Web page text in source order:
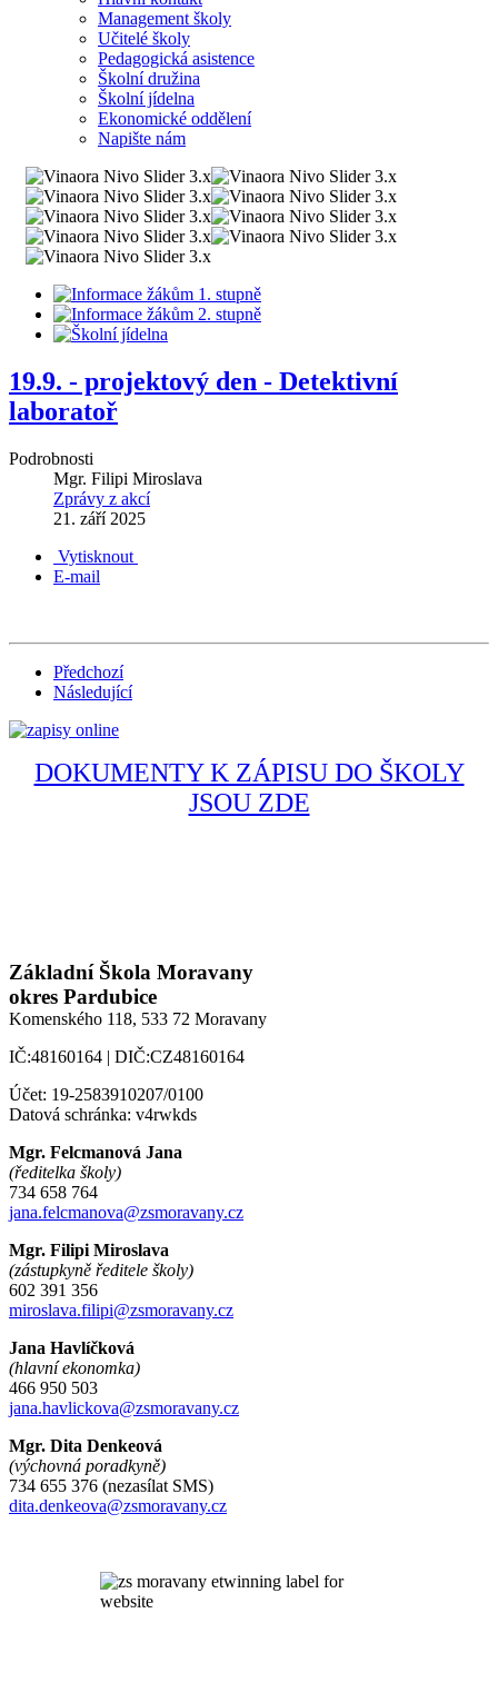
Management školy
Učitelé školy
Pedagogická asistence
Školní družina
Školní jídelna
Ekonomické oddělení
Napište nám
19.9. - projektový den - Detektivní
laboratoř
Podrobnosti
Mgr. Filipi Miroslava
Zprávy z akcí
21. září 2025
Vytisknout
E-mail
Předchozí
Následující
DOKUMENTY K ZÁPISU DO ŠKOLY
JSOU ZDE
Základní Škola Moravany
okres Pardubice
Komenského 118, 533 72 Moravany
IČ:48160164 | DIČ:CZ48160164
Účet: 19-2583910207/0100
Datová schránka: v4rwkds
Mgr. Felcmanová Jana
(ředitelka školy)
734 658 764
jana.felcmanova@zsmoravany.cz
Mgr. Filipi Miroslava
(zástupkyně ředitele školy)
602 391 356
miroslava.filipi@zsmoravany.cz
Jana Havlíčková
(hlavní ekonomka)
466 950 503
jana.havlickova@zsmoravany.cz
Mgr. Dita Denkeová
(výchovná poradkyně)
734 655 376 (nezasílat SMS)
dita.denkeova@zsmoravany.cz